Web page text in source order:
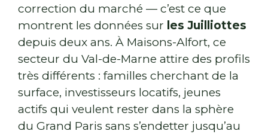
correction du marché — c’est ce que
montrent les données sur les Juilliottes
depuis deux ans. À Maisons-Alfort, ce
secteur du Val-de-Marne attire des profils
très différents : familles cherchant de la
surface, investisseurs locatifs, jeunes
actifs qui veulent rester dans la sphère
du Grand Paris sans s’endetter jusqu’au